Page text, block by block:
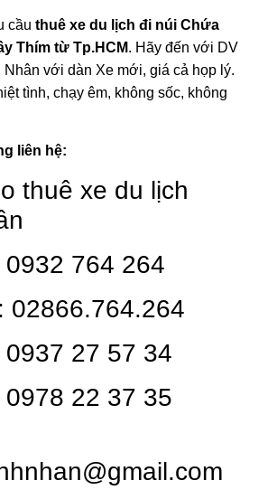
cầu thuê xe du lịch đi núi Chứa
Thím từ Tp.HCM. Hãy đến với DV
Nhân với dàn Xe mới, giá cả họp lý.
tình, chạy êm, không sốc, không
liên hệ:
thuê xe du lịch
0932 764 264
02866.764.264
27 57 34
22 37 35